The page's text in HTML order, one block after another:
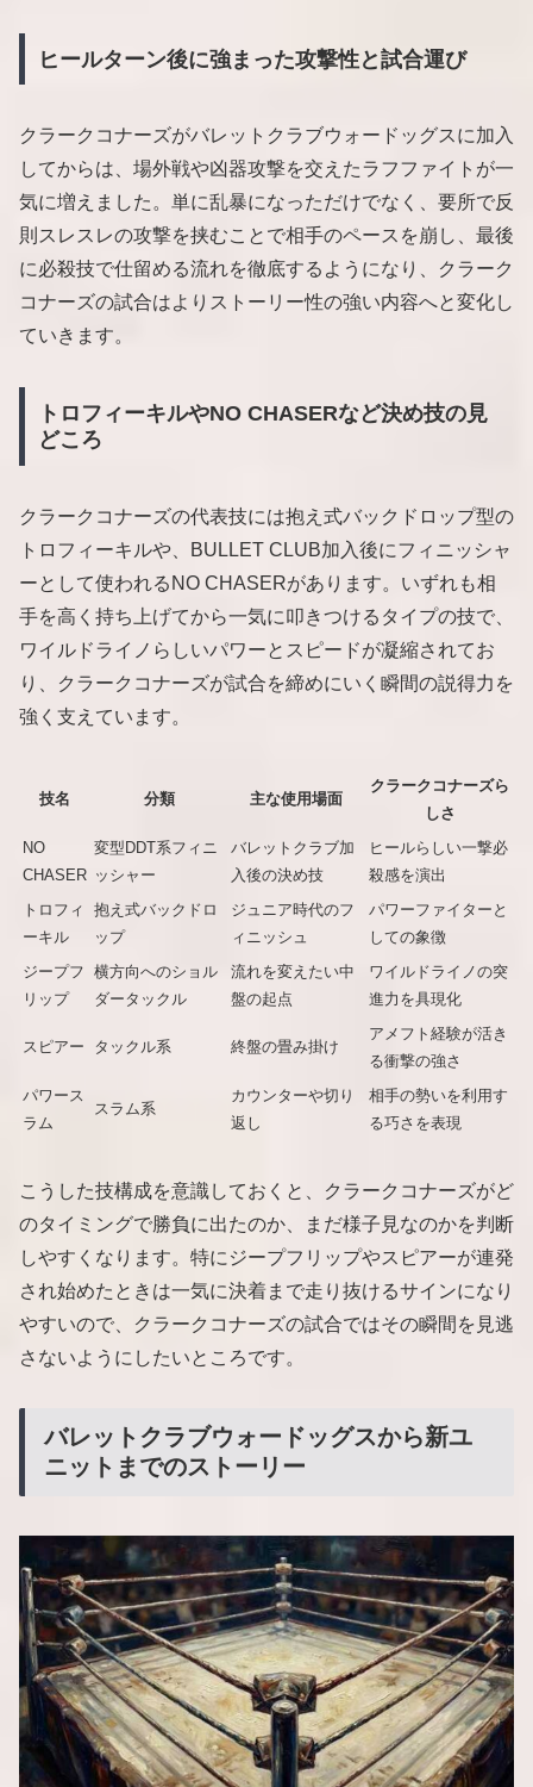
ヒールターン後に強まった攻撃性と試合運び
クラークコナーズがバレットクラブウォードッグスに加入
してからは、場外戦や凶器攻撃を交えたラフファイトが一
気に増えました。単に乱暴になっただけでなく、要所で反
則スレスレの攻撃を挟むことで相手のペースを崩し、最後
に必殺技で仕留める流れを徹底するようになり、クラーク
コナーズの試合はよりストーリー性の強い内容へと変化し
ていきます。
トロフィーキルやNO CHASERなど決め技の見
どころ
クラークコナーズの代表技には抱え式バックドロップ型の
トロフィーキルや、BULLET CLUB加入後にフィニッシャ
ーとして使われるNO CHASERがあります。いずれも相
手を高く持ち上げてから一気に叩きつけるタイプの技で、
ワイルドライノらしいパワーとスピードが凝縮されてお
り、クラークコナーズが試合を締めにいく瞬間の説得力を
強く支えています。
技名 分類 主な使用場面
クラークコナーズら
しさ
NO
CHASER
変型DDT系フィニ
ッシャー
バレットクラブ加
入後の決め技
ヒールらしい一撃必
殺感を演出
トロフィ
ーキル
抱え式バックドロ
ップ
ジュニア時代のフ
ィニッシュ
パワーファイターと
しての象徴
ジープフ
リップ
横方向へのショル
ダータックル
流れを変えたい中
盤の起点
ワイルドライノの突
進力を具現化
スピアー タックル系 終盤の畳み掛け
アメフト経験が活き
る衝撃の強さ
パワース
ラム
スラム系
カウンターや切り
返し
相手の勢いを利用す
る巧さを表現
こうした技構成を意識しておくと、クラークコナーズがど
のタイミングで勝負に出たのか、まだ様子見なのかを判断
しやすくなります。特にジープフリップやスピアーが連発
され始めたときは一気に決着まで走り抜けるサインになり
やすいので、クラークコナーズの試合ではその瞬間を見逃
さないようにしたいところです。
バレットクラブウォードッグスから新ユ
ニットまでのストーリー